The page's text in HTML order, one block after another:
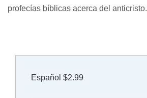
profecías bíblicas acerca del anticristo.
Español $2.99